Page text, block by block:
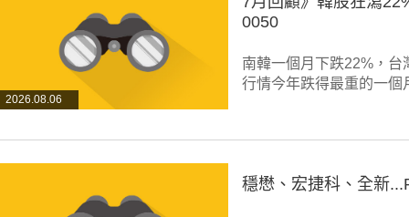
2026.08.06
0050
南韓一個月下跌22%，
行情今年跌得最重的一個
穩懋、宏捷科、全新